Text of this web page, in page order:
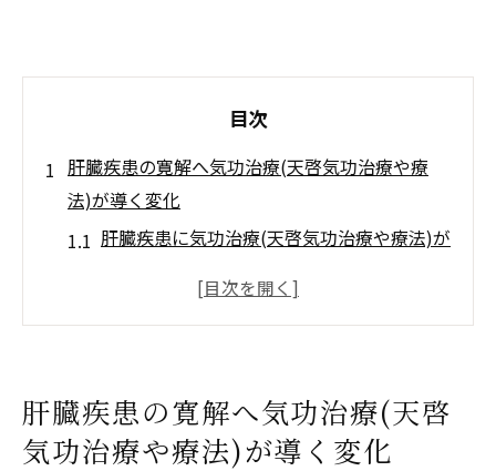
目次
肝臓疾患の寛解へ気功治療(天啓気功治療や療
法)が導く変化
肝臓疾患に気功治療(天啓気功治療や療法)が
難病寛解を目指す気功(天啓気功治療や療法)
症状改善を狙う方法
肝臓疾患の完全寛解に必要な気功(天啓気功
肝臓疾患の寛解へ気功治療(天啓
気功治療や療法)が導く変化